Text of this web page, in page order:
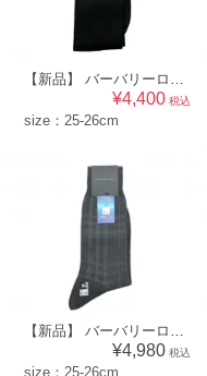
【新品】 バーバリーロンドン BURBERRY LONDON レディース 靴下 ハイソックス （リブ×ワンポイント柄）ブラック系 [size:25-26cm] 64918
¥4,400 税込
size：25-26cm
【新品】 バーバリーロンドン BURBERRY LONDON メンズ 靴下 ソックス （チェック柄）グレー系 [size:25-26cm] 52566
¥4,980 税込
size：25-26cm